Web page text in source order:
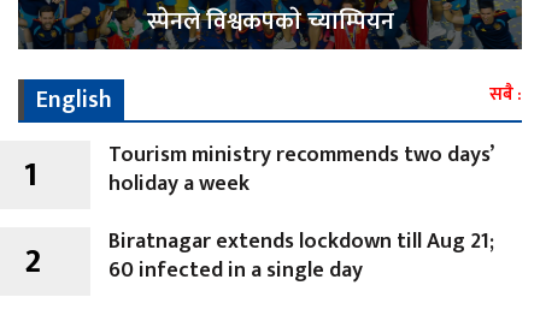
स्पेनले विश्वकपकाे च्याम्पियन
English
सबै :
1
Tourism ministry recommends two days’
holiday a week
2
Biratnagar extends lockdown till Aug 21;
60 infected in a single day